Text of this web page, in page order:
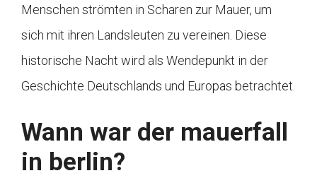
Menschen strömten in Scharen zur Mauer, um
sich mit ihren Landsleuten zu vereinen. Diese
historische Nacht wird als Wendepunkt in der
Geschichte Deutschlands und Europas betrachtet.
Wann war der mauerfall
in berlin?